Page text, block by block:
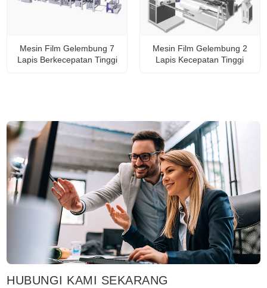
Mesin Film Gelembung 7
Lapis Berkecepatan Tinggi
Mesin Film Gelembung 2
Lapis Kecepatan Tinggi
HUBUNGI KAMI SEKARANG